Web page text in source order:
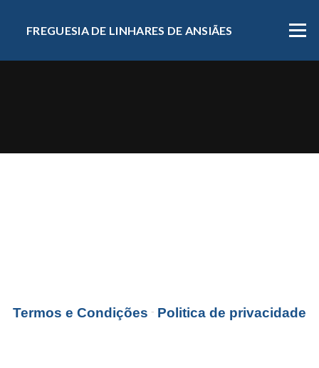
FREGUESIA DE LINHARES DE ANSIÃES Menu
Termos e Condições - Politica de privacidade